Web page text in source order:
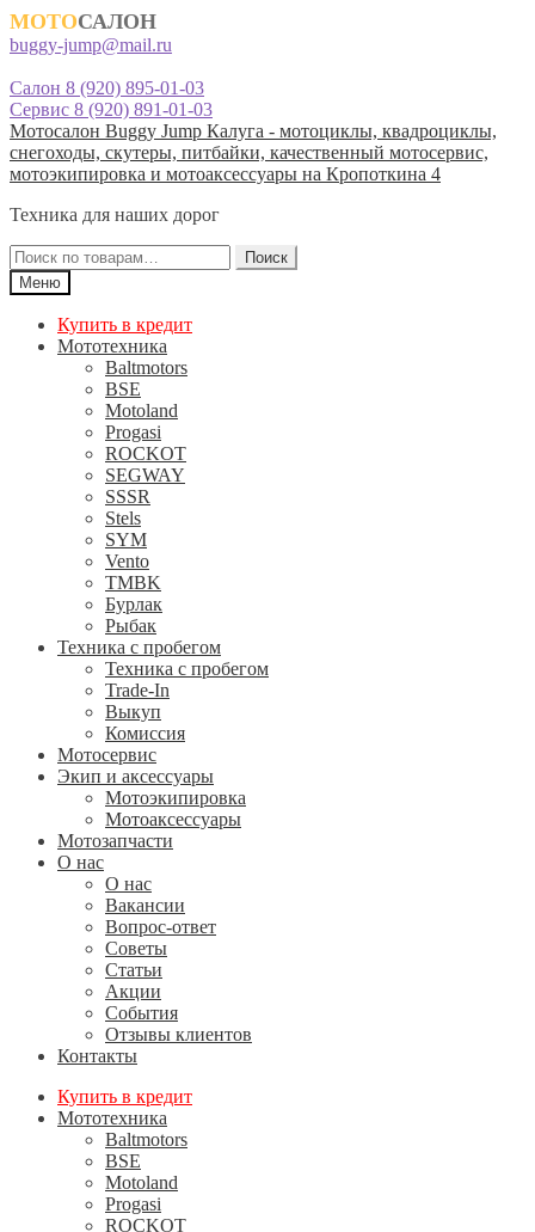
МОТОСАЛОН
buggy-jump@mail.ru
Салон 8 (920) 895-01-03
Сервис 8 (920) 891-01-03
Перейти
к
навигации
Перейти
к
содержимому
Мотосалон Buggy Jump Калуга - мотоциклы, квадроциклы,
снегоходы, скутеры, питбайки, качественный мотосервис,
мотоэкипировка и мотоаксессуары на Кропоткина 4
Техника для наших дорог
Искать:
Поиск
Меню
Купить в кредит
Мототехника
Baltmotors
BSE
Motoland
Progasi
ROCKOT
SEGWAY
SSSR
Stels
SYM
Vento
TMBK
Бурлак
Рыбак
Техника с пробегом
Техника с пробегом
Trade-In
Выкуп
Комиссия
Мотосервис
Экип и аксессуары
Мотоэкипировка
Мотоаксессуары
Мотозапчасти
О нас
О нас
Вакансии
Вопрос-ответ
Советы
Статьи
Акции
События
Отзывы клиентов
Контакты
Купить в кредит
Мототехника
Baltmotors
BSE
Motoland
Progasi
ROCKOT